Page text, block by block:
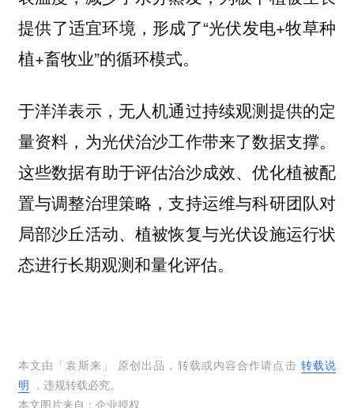
提供了适宜环境，形成了“光伏发电+牧草种
植+畜牧业”的循环模式。
于洋洋表示，无人机通过持续观测提供的定
量资料，为光伏治沙工作带来了数据支撑。
这些数据有助于评估治沙成效、优化植被配
置与调整治理策略，支持运维与科研团队对
局部沙丘活动、植被恢复与光伏设施运行状
态进行长期观测和量化评估。
本文由「袁斯来 」 原创出品，转载或内容合作请点击 转载说
明 ，违规转载必究。
本文图片来自： 企业授权